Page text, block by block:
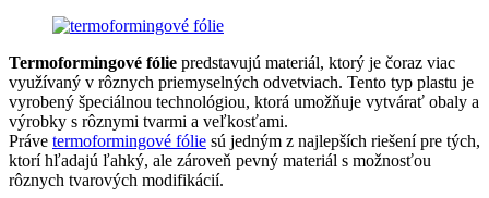
Termoformingové fólie predstavujú materiál, ktorý je čoraz viac
využívaný v rôznych priemyselných odvetviach. Tento typ plastu je
vyrobený špeciálnou technológiou, ktorá umožňuje vytvárať obaly a
výrobky s rôznymi tvarmi a veľkosťami.
Práve termoformingové fólie sú jedným z najlepších riešení pre tých,
ktorí hľadajú ľahký, ale zároveň pevný materiál s možnosťou
rôznych tvarových modifikácií.